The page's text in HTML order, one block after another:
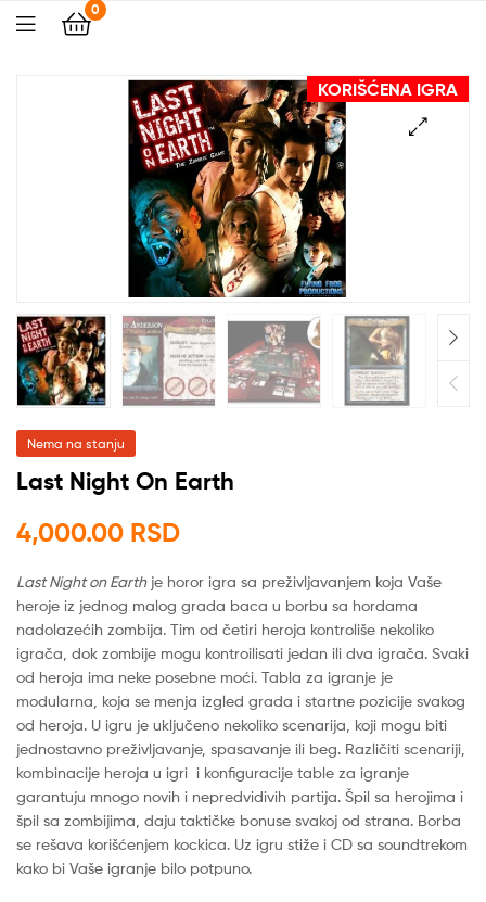
0
KORIŠĆENA IGRA
Nema na stanju
Last Night On Earth
4,000.00 RSD
Last Night on Earthje horor igra sa preživljavanjem koja Vaše
heroje iz jednog malog grada baca u borbu sa hordama
nadolazećih zombija. Tim od četiri heroja kontroliše nekoliko
igrača, dok zombije mogu kontroilisati jedan ili dva igrača. Svaki
od heroja ima neke posebne moći. Tabla za igranje je
modularna, koja se menja izgled grada i startne pozicije svakog
od heroja. U igru je uključeno nekoliko scenarija, koji mogu biti
jednostavno preživljavanje, spasavanje ili beg. Različiti scenariji,
kombinacije heroja u igri i konfiguracije table za igranje
garantuju mnogo novih i nepredvidivih partija. Špil sa herojima i
špil sa zombijima, daju taktičke bonuse svakoj od strana. Borba
se rešava korišćenjem kockica. Uz igru stiže i CD sa soundtrekom
kako bi Vaše igranje bilo potpuno.